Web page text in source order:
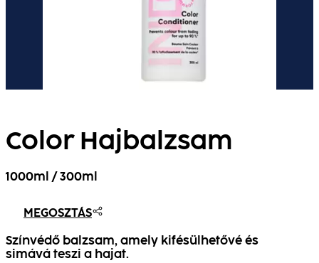
Color Hajbalzsam
1000ml / 300ml
MEGOSZTÁS
Színvédő balzsam, amely kifésülhetővé és
simává teszi a hajat.